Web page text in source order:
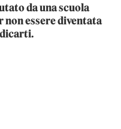
da una scuola
non essere diventata